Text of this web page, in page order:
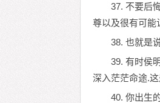
37. 不要后
尊以及很有可能
38. 也就是
39. 有时侯
深入茫茫命途.
40. 你出生